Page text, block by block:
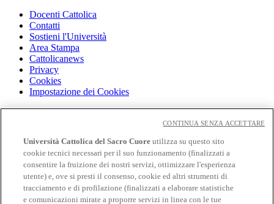
Docenti Cattolica
Contatti
Sostieni l'Università
Area Stampa
Cattolicanews
Privacy
Cookies
Impostazione dei Cookies
Cloudmail
OFF-CAMPUS
Intranet
Biblioteca
Librerie
Educatt
Università Cattolica del Sacro Cuore utilizza su questo sito
cookie tecnici necessari per il suo funzionamento (finalizzati a
consentire la fruizione dei nostri servizi, ottimizzare l'esperienza
utente) e, ove si presti il consenso, cookie ed altri strumenti di
tracciamento e di profilazione (finalizzati a elaborare statistiche
e comunicazioni mirate a proporre servizi in linea con le tue
CONTINUA SENZA ACCETTARE